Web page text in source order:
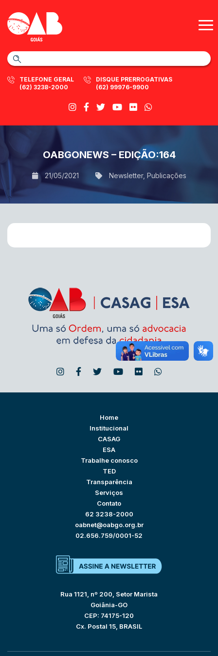
TELEFONE GERAL
(62) 3238-2000
DISQUE PRERROGATIVAS
(62) 99976-9900
OABGONEWS – EDIÇÃO:164
21/05/2021 Newsletter, Publicações
Home
Institucional
CASAG
ESA
Trabalhe conosco
TED
Transparência
Serviços
Contato
62 3238-2000
oabnet@oabgo.org.br
02.656.759/0001-52
Rua 1121, nº 200, Setor Marista
Goiânia-GO
CEP: 74175-120
Cx. Postal 15, BRASIL